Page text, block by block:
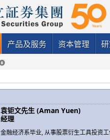
产品及服务 资本管理
袁钜文先生 (Aman Yuen)
经理
金融经济系毕业, 从事股票衍生工具投资